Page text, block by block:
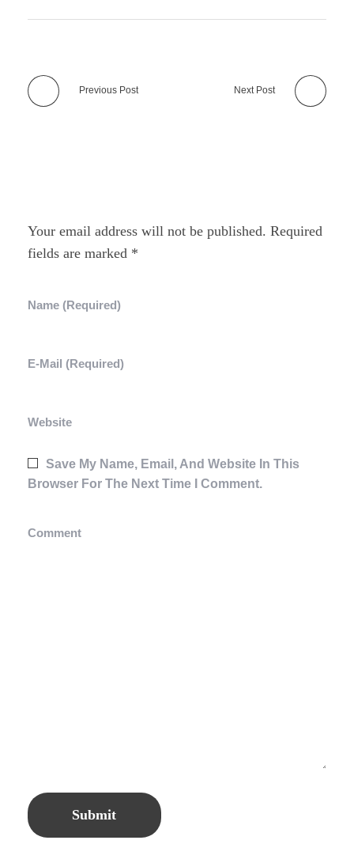
Previous Post Next Post
Your email address will not be published. Required
fields are marked *
Name (required)
E-Mail (required)
Website
Save My Name, Email, And Website In This
Browser For The Next Time I Comment.
Comment